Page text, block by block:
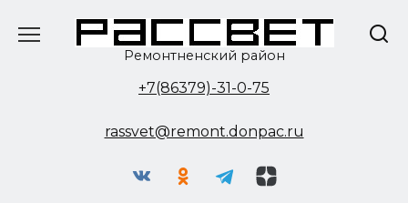
Ремонтненский район
+7(86379)-31-0-75
rassvet@remont.donpac.ru